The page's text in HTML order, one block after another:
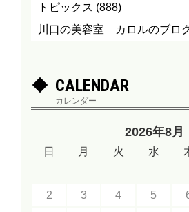
トピックス (888)
川口の美容室 カロルのブロ
CALENDAR
カレンダー
2026年8月
日 月 火 水
2
3 4 5